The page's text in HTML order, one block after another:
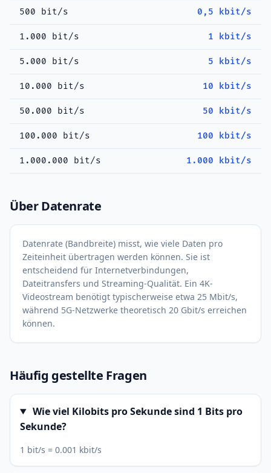
500 bit/s 0,5 kbit/s
1.000 bit/s 1 kbit/s
5.000 bit/s 5 kbit/s
10.000 bit/s 10 kbit/s
50.000 bit/s 50 kbit/s
100.000 bit/s 100 kbit/s
1.000.000 bit/s 1.000 kbit/s
Über Datenrate
Datenrate (Bandbreite) misst, wie viele Daten pro
Zeiteinheit übertragen werden können. Sie ist
entscheidend für Internetverbindungen,
Dateitransfers und Streaming-Qualität. Ein 4K-
Videostream benötigt typischerweise etwa 25 Mbit/s,
während 5G-Netzwerke theoretisch 20 Gbit/s erreichen
können.
Häufig gestellte Fragen
Wie viel Kilobits pro Sekunde sind 1 Bits pro
Sekunde?
1 bit/s = 0.001 kbit/s